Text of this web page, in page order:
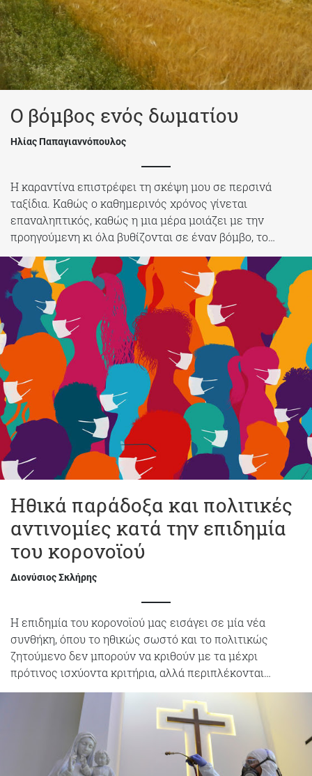
Ο βόμβος ενός δωματίου
Ηλίας Παπαγιαννόπουλος
Η καραντίνα επιστρέφει τη σκέψη μου σε περσινά
ταξίδια. Καθώς ο καθημερινός χρόνος γίνεται
επαναληπτικός, καθώς η μια μέρα μοιάζει με την
προηγούμενη κι όλα βυθίζονται σε έναν βόμβο, το…
Ηθικά παράδοξα και πολιτικές
αντινομίες κατά την επιδημία
του κορονοϊού
Διονύσιος Σκλήρης
Η επιδημία του κορονοϊού μας εισάγει σε μία νέα
συνθήκη, όπου το ηθικώς σωστό και το πολιτικώς
ζητούμενο δεν μπορούν να κριθούν με τα μέχρι
πρότινος ισχύοντα κριτήρια, αλλά περιπλέκονται…